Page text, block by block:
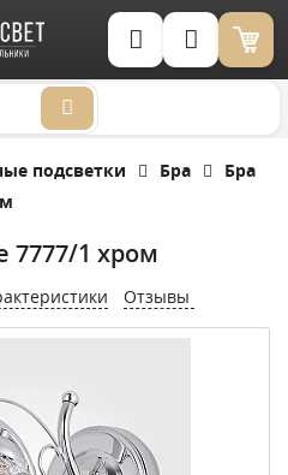
Корзина (0)
подсветки Бра
Бра
7777/1 хром
Отзывы